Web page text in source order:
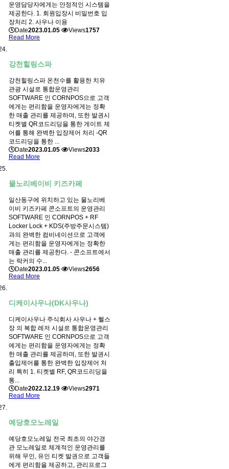
운영담당자에게는 안정적인 시스템을
제공한다. 1. 회원입장시 비밀번호 입
장처리 2. 사우나 이용
Date2023.01.05 Views1757
Read More
강천힐링스파
강천힐링스파 온천수를 활용한 치유
관광 시설로 통합운영관리
SOFTWARE 인 CORNPOS으로 고객
에게는 편리함을 운영자에게는 정확
한 매출 관리를 제공하며, 또한 발권시
티켓별 QR코드리딩을 통한 게이트 제
어를 통해 완벽한 입장제어 처리 -QR
코드리딩을 통한 ...
Date2023.01.05 Views2033
Read More
물노리베이비 키즈카페
일산동구에 위치하고 있는 물노리베
이비 키즈카페 콘소프트의 운영관리
SOFTWARE 인 CORNPOS + RF
Locker Lock + KDS(주방주문시스템)
과의 완벽한 컴비네이션으로 고객에
게는 편리함을 운영자에게는 정확한
매출 관리를 제공한다. - 콘소프트에서
는 락커의 수...
Date2023.01.05 Views2656
Read More
디케이사우나(DK사우나)
디케이사우나 주식회사 사우나 + 헬스
장 의 복합 레저 시설로 통합운영관리
SOFTWARE 인 CORNPOS으로 고객
에게는 편리함을 운영자에게는 정확
한 매출 관리를 제공하며, 또한 발권시
출입제어를 통한 완벽한 입장제어 처
리 특히 1. 티켓별 RF, QR코드리딩을
통...
Date2022.12.19 Views2971
Read More
예당호모노레일
예당호모노레일 전국 최초의 야간경
관 모노레일로 체계적인 운영관리를
위해 무인, 유인 티켓 발권으로 고객들
에게 편리함을 제공하고, 관리프로그